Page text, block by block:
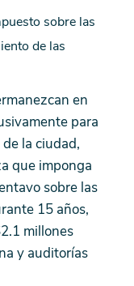
sobre las
de las
en
para
la ciudad,
que imponga
sobre las
15 años,
millones
y auditorías